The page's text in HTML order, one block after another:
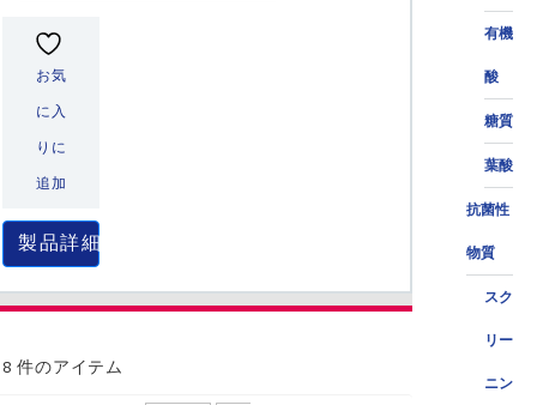
有機
酸
糖質
葉酸
抗菌性
物質
スク
リー
ニン
お気
に入
りに
追加
製品詳細
件のアイテム